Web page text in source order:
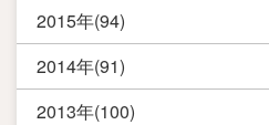
2015年(94)
2014年(91)
2013年(100)